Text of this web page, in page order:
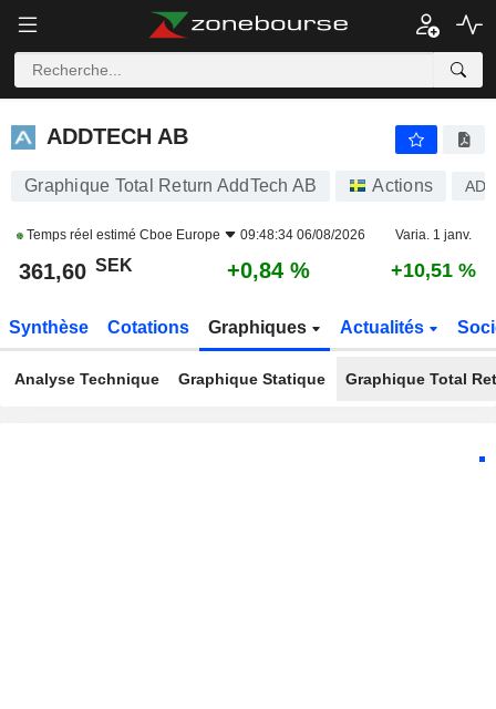
ADDTECH AB
ADDTECH AB
Graphique Total Return AddTech AB Actions
Temps réel estimé Cboe Europe 09:48:34 06/08/2026 Varia. 1 janv.
361,60 SEK +0,84 % +10,51 %
Synthèse Cotations Graphiques Actualités
Analyse Technique Graphique Statique Graphique Total